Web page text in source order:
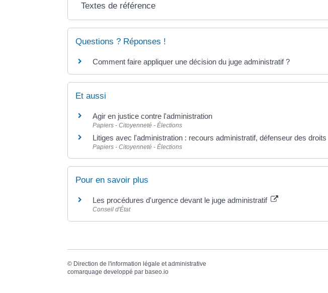
Textes de référence
Questions ? Réponses !
Comment faire appliquer une décision du juge administratif ?
Et aussi
Agir en justice contre l'administration
Papiers - Citoyenneté - Élections
Litiges avec l'administration : recours administratif, défenseur des droits
Papiers - Citoyenneté - Élections
Pour en savoir plus
Les procédures d'urgence devant le juge administratif
Conseil d'État
© Direction de l'information légale et administrative
comarquage developpé parbaseo.io